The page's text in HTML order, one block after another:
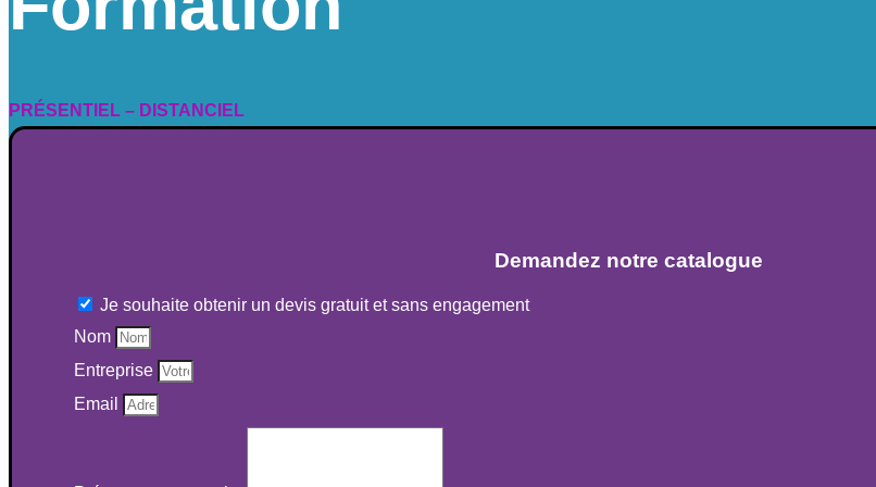
PRÉSENTIEL – DISTANCIEL
Demandez notre catalogue
Je souhaite obtenir un devis gratuit et sans engagement
Nom
Entreprise
Email